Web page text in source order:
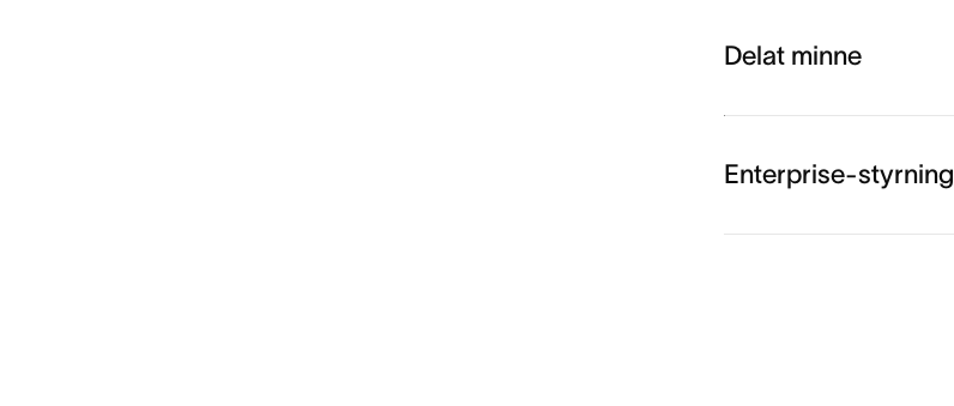
Delat minne
Enterprise-styrning